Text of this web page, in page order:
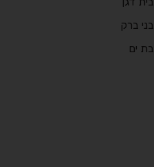
בני ברק
בת ים